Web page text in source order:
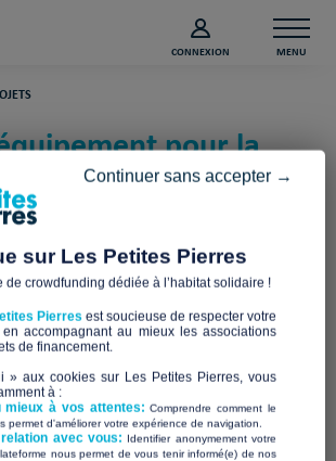
CONNEXION MENU
pour la
(Bouches-du-
sur Les Petites Pierres
de crowdfunding dédiée à l’habitat solidaire !
Pierres est soucieuse de respecter votre
accompagnant au mieux les associations
de financement.
» aux cookies sur Les Petites Pierres, vous
à :
mieux à vos attentes:Comprendre comment le
permet d'améliorer votre expérience de navigation.
avec vous: Identifier anonymement votre
nous permet de vous tenir informé(e) de nos
Continuer sans accepter →